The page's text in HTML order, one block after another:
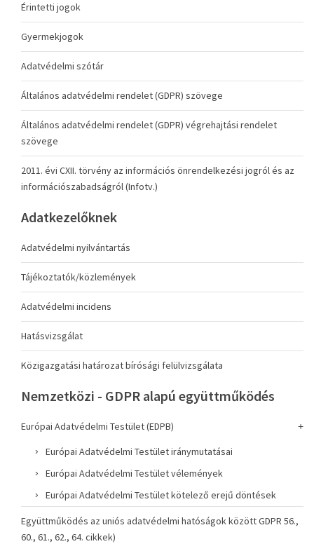
Érintetti jogok
Gyermekjogok
Adatvédelmi szótár
Általános adatvédelmi rendelet (GDPR) szövege
Általános adatvédelmi rendelet (GDPR) végrehajtási rendelet
szövege
2011. évi CXII. törvény az információs önrendelkezési jogról és az
információszabadságról (Infotv.)
Adatkezelőknek
Adatvédelmi nyilvántartás
Tájékoztatók/közlemények
Adatvédelmi incidens
Hatásvizsgálat
Közigazgatási határozat bírósági felülvizsgálata
Nemzetközi - GDPR alapú együttműködés
Európai Adatvédelmi Testület (EDPB)
Európai Adatvédelmi Testület iránymutatásai
Európai Adatvédelmi Testület vélemények
Európai Adatvédelmi Testület kötelező erejű döntések
Együttműködés az uniós adatvédelmi hatóságok között GDPR 56.,
60., 61., 62., 64. cikkek)